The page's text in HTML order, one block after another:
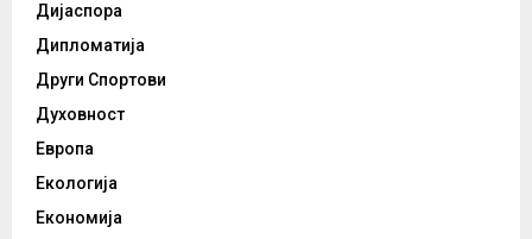
Дијаспора
Дипломатија
Други Спортови
Духовност
Европа
Екологија
Економија